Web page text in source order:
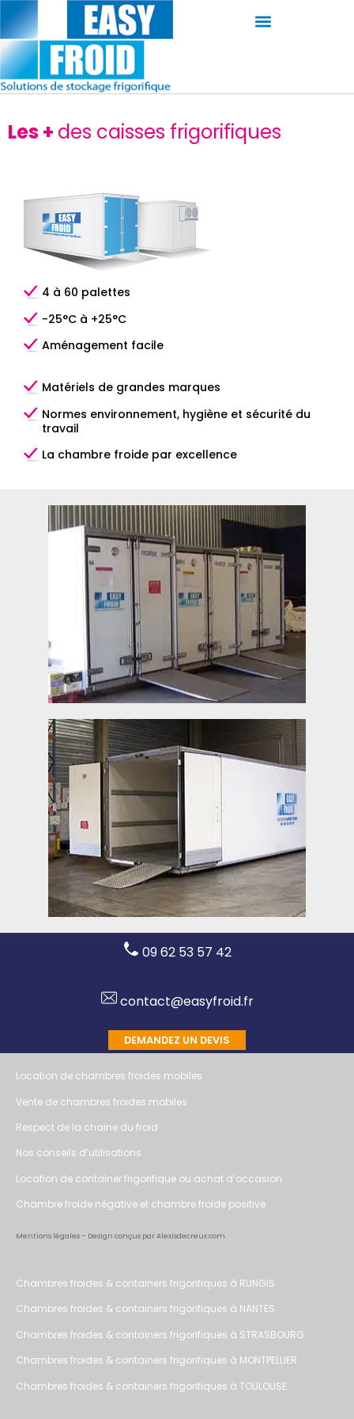
Les + des caisses frigorifiques
4 à 60 palettes
-25°C à +25°C
Aménagement facile
Matériels de grandes marques
Normes environnement, hygiène et sécurité du
travail
La chambre froide par excellence
09 62 53 57 42
contact@easyfroid.fr
DEMANDEZ UN DEVIS
Location de chambres froides mobiles
Vente de chambres froides mobiles
Respect de la chaine du froid
Nos conseils d’utilisations
Location de container frigorifique ou achat d’occasion
Chambre froide négative et chambre froide positive
Mentions légales– Design conçus par Alexisdecreux.com
Chambres froides & containers frigorifiques à RUNGIS
Chambres froides & containers frigorifiques à NANTES
Chambres froides & containers frigorifiques à STRASBOURG
Chambres froides & containers frigorifiques à MONTPELLIER
Chambres froides & containers frigorifiques à TOULOUSE